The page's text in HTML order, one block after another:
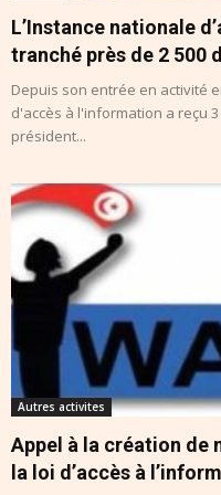
L’Instance nationale
tranché près de 2 500
Depuis son entrée en activité
d'accès à l'information a reçu
président...
Autres activites
Appel à la création de
la loi d’accès à